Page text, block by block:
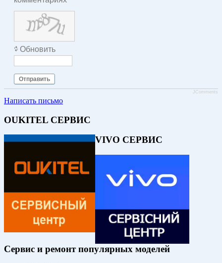
Обновить
Отправить
JComments
Написать письмо
OUKITEL СЕРВИС
VIVO СЕРВИС
Сервис и ремонт популярных моделей